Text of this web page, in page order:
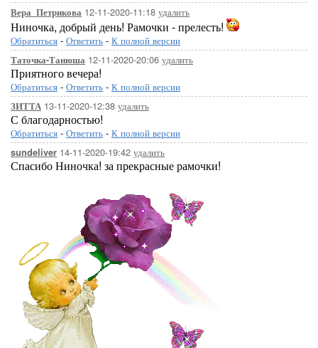
Вера_Петрикова 12-11-2020-11:18 удалить
Ниночка, добрый день! Рамочки - прелесть!
Обратиться - Ответить - К полной версии
Таточка-Танюша 12-11-2020-20:06 удалить
Приятного вечера!
Обратиться - Ответить - К полной версии
ЗИТТА 13-11-2020-12:38 удалить
С благодарностью!
Обратиться - Ответить - К полной версии
sundeliver 14-11-2020-19:42 удалить
Спасибо Ниночка! за прекрасные рамочки!